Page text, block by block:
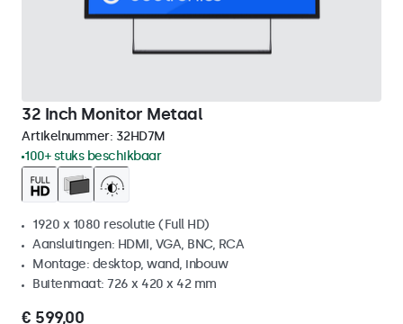
32 Inch Monitor Metaal
Artikelnummer: 32HD7M
100+ stuks beschikbaar
1920 x 1080 resolutie (Full HD)
Aansluitingen: HDMI, VGA, BNC, RCA
Montage: desktop, wand, inbouw
Buitenmaat: 726 x 420 x 42 mm
€ 599,00